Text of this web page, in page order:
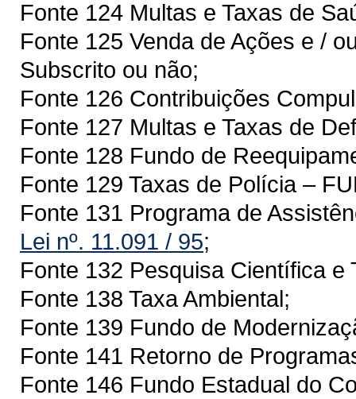
Fonte 124 Multas e Taxas de
Fonte 125 Venda de Ações e /
Subscrito ou não;
Fonte 126 Contribuições
Fonte 127 Multas e Taxas de
Fonte 128 Fundo de
Fonte 129 Taxas de Polícia –
Fonte 131 Programa de
Lei nº. 11.091 / 95;
Fonte 132 Pesquisa Científica e
Fonte 138 Taxa Ambiental;
Fonte 139 Fundo de
Fonte 141 Retorno de
Fonte 146 Fundo Estadual do